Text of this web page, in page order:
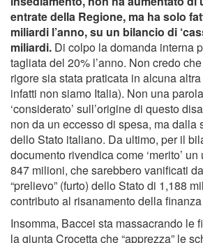
entrate della Regione, ma ha solo
miliardi l’anno, su un bilancio di
miliardi. Di colpo la domanda interna
tagliata del 20% l’anno. Non credo
rigore sia stata praticata in alcuna
infatti non siamo Italia). Non una
‘considerato’ sull’origine di questo
non da un eccesso di spesa, ma dalla
dello Stato italiano. Da ultimo, per il
documento rivendica come ‘merito’
847 milioni, che sarebbero vanificati
“prelievo” (furto) dello Stato di 1,188
contributo al risanamento della
Insomma, Baccei sta massacrando le
la giunta Crocetta che “apprezza” le